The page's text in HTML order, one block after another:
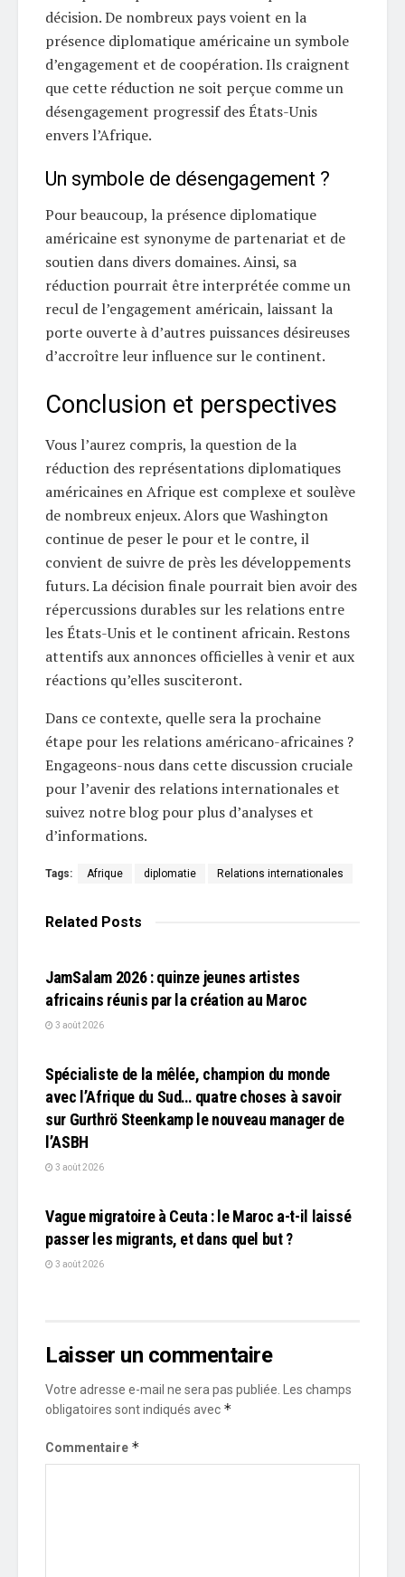
décision. De nombreux pays voient en la
présence diplomatique américaine un symbole
d’engagement et de coopération. Ils craignent
que cette réduction ne soit perçue comme un
désengagement progressif des États-Unis
envers l’Afrique.
Un symbole de désengagement ?
Pour beaucoup, la présence diplomatique
américaine est synonyme de partenariat et de
soutien dans divers domaines. Ainsi, sa
réduction pourrait être interprétée comme un
recul de l’engagement américain, laissant la
porte ouverte à d’autres puissances désireuses
d’accroître leur influence sur le continent.
Conclusion et perspectives
Vous l’aurez compris, la question de la
réduction des représentations diplomatiques
américaines en Afrique est complexe et soulève
de nombreux enjeux. Alors que Washington
continue de peser le pour et le contre, il
convient de suivre de près les développements
futurs. La décision finale pourrait bien avoir des
répercussions durables sur les relations entre
les États-Unis et le continent africain. Restons
attentifs aux annonces officielles à venir et aux
réactions qu’elles susciteront.
Dans ce contexte, quelle sera la prochaine
étape pour les relations américano-africaines ?
Engageons-nous dans cette discussion cruciale
pour l’avenir des relations internationales et
suivez notre blog pour plus d’analyses et
d’informations.
Tags: Afrique diplomatie Relations internationales
Related Posts
JamSalam 2026 : quinze jeunes artistes
africains réunis par la création au Maroc
3 août 2026
Spécialiste de la mêlée, champion du monde
avec l’Afrique du Sud… quatre choses à savoir
sur Gurthrö Steenkamp le nouveau manager de
l’ASBH
3 août 2026
Vague migratoire à Ceuta : le Maroc a-t-il laissé
passer les migrants, et dans quel but ?
3 août 2026
Laisser un commentaire
Votre adresse e-mail ne sera pas publiée.
Les champs
obligatoires sont indiqués avec *
Commentaire *